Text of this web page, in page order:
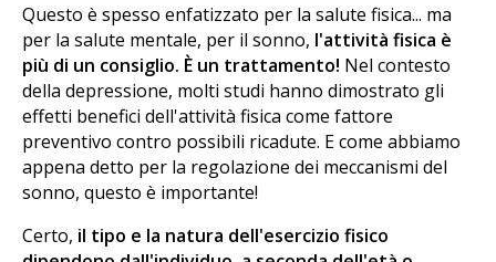
Questo è spesso enfatizzato per la salute fisica... ma
per la salute mentale, per il sonno, l'attività fisica è
più di un consiglio. È un trattamento! Nel contesto
della depressione, molti studi hanno dimostrato gli
effetti benefici dell'attività fisica come fattore
preventivo contro possibili ricadute. E come abbiamo
appena detto per la regolazione dei meccanismi del
sonno, questo è importante!
Certo, il tipo e la natura dell'esercizio fisico